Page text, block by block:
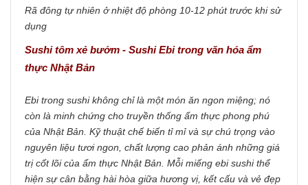
Rã đông tự nhiên ở nhiệt độ phòng 10-12 phút trước khi sử
dụng
Sushi tôm xẻ bướm - Sushi Ebi trong văn hóa ẩm
thực Nhật Bản
Ebi trong sushi không chỉ là một món ăn ngon miệng; nó
còn là minh chứng cho truyền thống ẩm thực phong phú
của Nhật Bản. Kỹ thuật chế biến tỉ mỉ và sự chú trọng vào
nguyên liệu tươi ngon, chất lượng cao phản ánh những giá
trị cốt lõi của ẩm thực Nhật Bản. Mỗi miếng ebi sushi thể
hiện sự cân bằng hài hòa giữa hương vị, kết cấu và vẻ đẹp